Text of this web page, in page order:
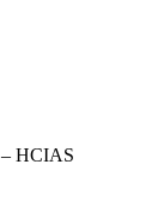
– HCIAS